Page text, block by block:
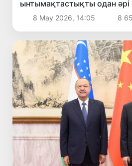
ынтымақтастықты одан әрі
екенін мәлімдеді
8 Мау 2026, 14:05 8